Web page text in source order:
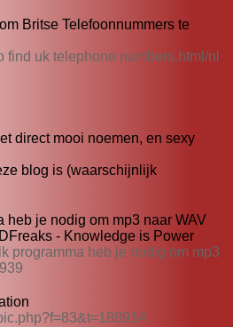
Britse Telefoonnummers te
find uk telephone numbers.html/nl
direct mooi noemen, en sexy
blog is (waarschijnlijk
heb je nodig om mp3 naar WAV
- Knowledge is Power
programma heb je nodig om mp3